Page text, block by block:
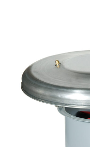
Lighting and
Equipment
Complete
material for each